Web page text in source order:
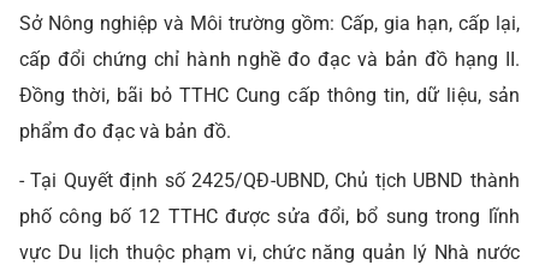
Sở Nông nghiệp và Môi trường gồm: Cấp, gia hạn, cấp lại,
cấp đổi chứng chỉ hành nghề đo đạc và bản đồ hạng II.
Đồng thời, bãi bỏ TTHC Cung cấp thông tin, dữ liệu, sản
phẩm đo đạc và bản đồ.
- Tại Quyết định số 2425/QĐ-UBND, Chủ tịch UBND thành
phố công bố 12 TTHC được sửa đổi, bổ sung trong lĩnh
vực Du lịch thuộc phạm vi, chức năng quản lý Nhà nước